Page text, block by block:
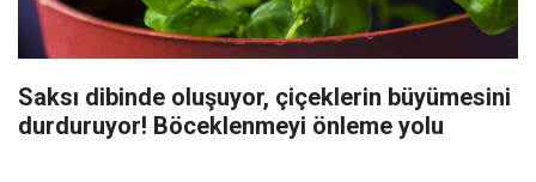
Saksı dibinde oluşuyor, çiçeklerin büyümesini
durduruyor! Böceklenmeyi önleme yolu